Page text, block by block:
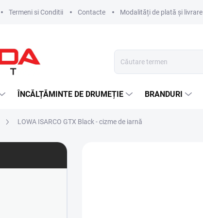
Termeni si Conditii Contacte Modalități de plată și livrare
ÎNCĂLȚĂMINTE DE DRUMEȚIE BRANDURI
LOWA ISARCO GTX Black - cizme de iarnă